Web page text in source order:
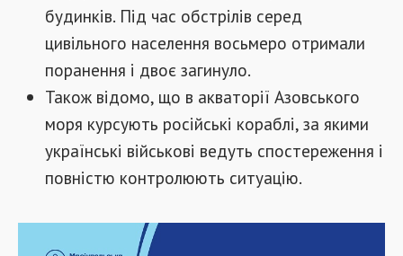
будинків. Під час обстрілів серед
цивільного населення восьмеро отримали
поранення і двоє загинуло.
Також відомо, що в акваторії Азовського
моря курсують російські кораблі, за якими
українські військові ведуть спостереження і
повністю контролюють ситуацію.